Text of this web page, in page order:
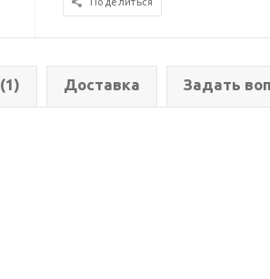
(1) Доставка Задать